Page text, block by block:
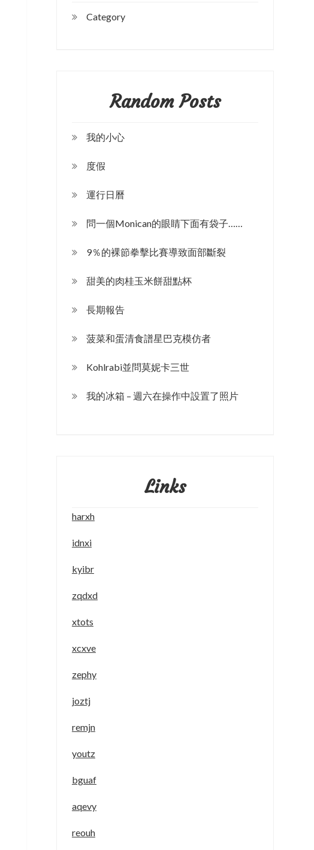
Category
Random Posts
我的小心
度假
運行日曆
問一個Monican的眼睛下面有袋子……
9％的裸節拳擊比賽導致面部斷裂
甜美的肉桂玉米餅甜點杯
長期報告
菠菜和蛋清食譜星巴克模仿者
Kohlrabi並問莫妮卡三世
我的冰箱 – 週六在操作中設置了照片
Links
harxh
idnxi
kyibr
zqdxd
xtots
xcxve
zephy
joztj
remjn
youtz
bguaf
aqevy
reouh